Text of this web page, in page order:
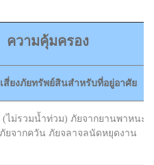
ความคุ้มครอง
สี่ยงภัยทรัพย์สินสำหรับที่อยู่อาศัย
ไม่รวมน้ำท่วม) ภัยจากยานพาหนะ
ยจากควัน ภัยจลาจลนัดหยุดงาน